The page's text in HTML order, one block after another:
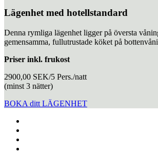
Lägenhet med hotellstandard
Denna rymliga lägenhet ligger på översta
gemensamma, fullutrustade köket på
Priser inkl. frukost
2900,00 SEK/5 Pers./natt
(minst 3 nätter)
BOKA ditt LÄGENHET